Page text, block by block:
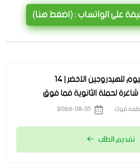
على الواتساب : (اضغط هنا)
شركة نيوم للهيدروجين الأخضر | 14
لحملة الثانوية فما فوق
تبوك
تقديم الطلب